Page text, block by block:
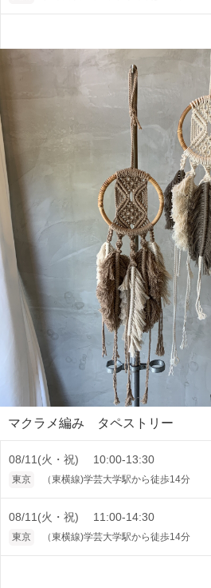
マクラメ編み タペストリー
08/11(火・祝) 10:00-13:30
東京 （東横線)学芸大学駅から徒歩14分
08/11(火・祝) 11:00-14:30
東京 （東横線)学芸大学駅から徒歩14分